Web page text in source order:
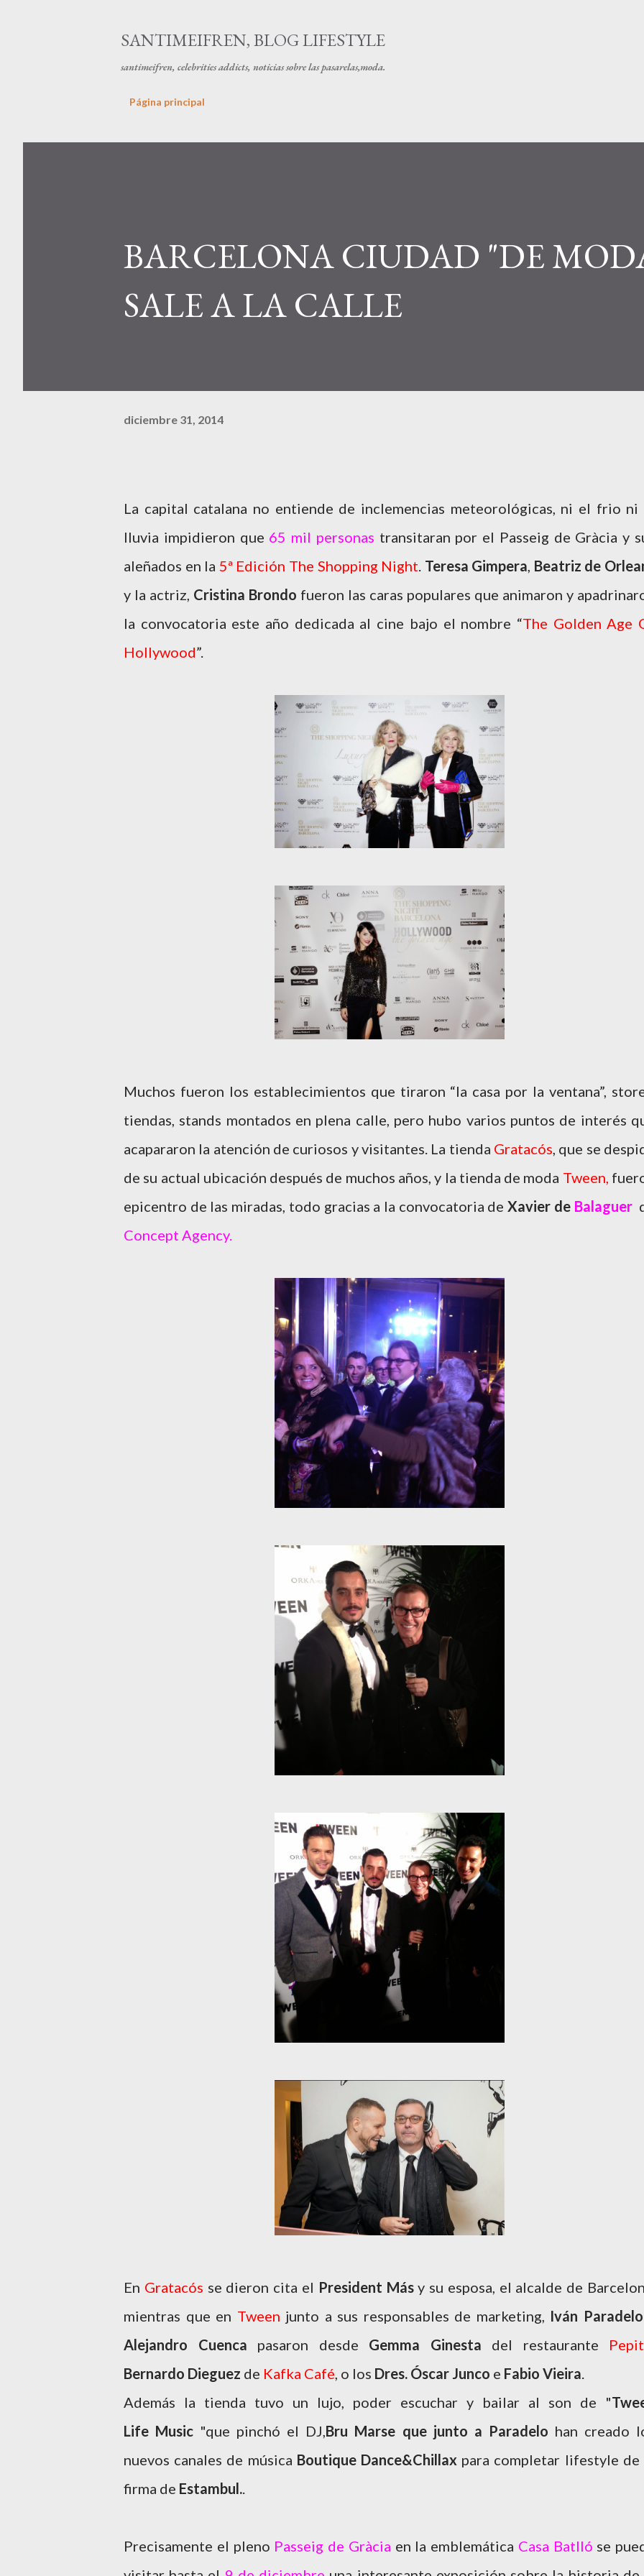
SANTIMEIFREN, BLOG LIFESTYLE
santimeifren, celebrities addicts, noticias sobre las pasarelas,moda.
Página principal
BARCELONA CIUDAD "DE
SALE A LA CALLE
diciembre 31, 2014
La capital catalana no entiende de inclemencias meteorológicas, ni el frio ni
lluvia impidieron que 65 mil personas transitaran por el Passeig de Gràcia y
aleñados en la 5ª Edición The Shopping Night. Teresa Gimpera, Beatriz de
y la actriz, Cristina Brondo fueron las caras populares que animaron y
la convocatoria este año dedicada al cine bajo el nombre “The Golden Age
Hollywood”.
Muchos fueron los establecimientos que tiraron “la casa por la ventana”,
tiendas, stands montados en plena calle, pero hubo varios puntos de interés
acapararon la atención de curiosos y visitantes. La tienda Gratacós , que se
de su actual ubicación después de muchos años, y la tienda de moda Tween,
epicentro de las miradas, todo gracias a la convocatoria deXavier de Balaguer
Concept Agency.
En Gratacós se dieron cita el President Másy su esposa, el alcalde de
mientras que en Tween junto a sus responsables de marketing, Iván Paradelo
Alejandro Cuenca pasaron desde Gemma Ginesta del restaurante
Bernardo Dieguez de Kafka Café, o los Dres. Óscar Junco e Fabio Vieira.
Además la tienda tuvo un lujo, poder escuchar y bailar al son de "
Life Music "que pinchó el DJ,Bru Marse que junto a Paradelo han creado
nuevos canales de música Boutique Dance&Chillax para completar lifestyle de
firma de Estambul..
Precisamente el pleno Passeig de Gràcia en la emblemática Casa Batlló se